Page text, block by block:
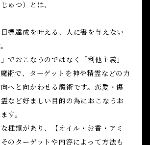
ゅつ）とは、
標達成を叶える、人に害を与えない
でおこなうのではなく「利他主義」
術で、ターゲットを神や精霊などの力
へと向かわせる魔術です。恋愛・傷
など好ましい目的の為におこなうお
す。
種類があり、【オイル・お香・アミ
のターゲットや内容によって方法も